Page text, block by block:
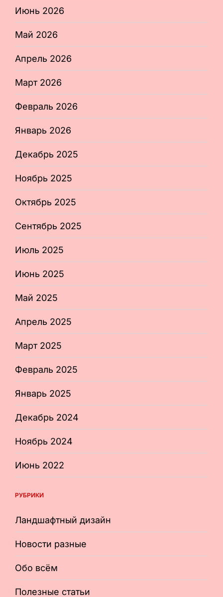
Июнь 2026
Май 2026
Апрель 2026
Март 2026
Февраль 2026
Январь 2026
Декабрь 2025
Ноябрь 2025
Октябрь 2025
Сентябрь 2025
Июль 2025
Июнь 2025
Май 2025
Апрель 2025
Март 2025
Февраль 2025
Январь 2025
Декабрь 2024
Ноябрь 2024
Июнь 2022
РУБРИКИ
Ландшафтный дизайн
Новости разные
Обо всём
Полезные статьи